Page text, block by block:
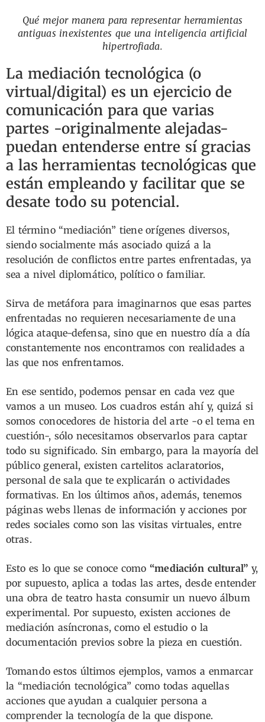
Qué mejor manera para representar herramientas
antiguas inexistentes que una inteligencia artificial
hipertrofiada.
La mediación tecnológica (o
virtual/digital) es un ejercicio de
comunicación para que varias
partes -originalmente alejadas-
puedan entenderse entre sí gracias
a las herramientas tecnológicas que
están empleando y facilitar que se
desate todo su potencial.
El término “mediación” tiene orígenes diversos,
siendo socialmente más asociado quizá a la
resolución de conflictos entre partes enfrentadas, ya
sea a nivel diplomático, político o familiar.
Sirva de metáfora para imaginarnos que esas partes
enfrentadas no requieren necesariamente de una
lógica ataque-defensa, sino que en nuestro día a día
constantemente nos encontramos con realidades a
las que nos enfrentamos.
En ese sentido, podemos pensar en cada vez que
vamos a un museo. Los cuadros están ahí y, quizá si
somos conocedores de historia del arte -o el tema en
cuestión-, sólo necesitamos observarlos para captar
todo su significado. Sin embargo, para la mayoría del
público general, existen cartelitos aclaratorios,
personal de sala que te explicarán o actividades
formativas. En los últimos años, además, tenemos
páginas webs llenas de información y acciones por
redes sociales como son las visitas virtuales, entre
otras.
Esto es lo que se conoce como“mediación cultural”y,
por supuesto, aplica a todas las artes, desde entender
una obra de teatro hasta consumir un nuevo álbum
experimental. Por supuesto, existen acciones de
mediación asíncronas, como el estudio o la
documentación previos sobre la pieza en cuestión.
Tomando estos últimos ejemplos, vamos a enmarcar
la “mediación tecnológica” como todas aquellas
acciones que ayudan a cualquier persona a
comprender la tecnología de la que dispone.